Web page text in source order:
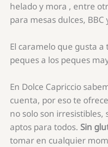
helado y mora , entre
para mesas dulces,
El caramelo que gusta a
peques a los peques
En Dolce Capriccio
cuenta, por eso te
no solo son irresistibles,
aptos para todos. Sin
tomar en cualquier